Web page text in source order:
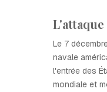
Le 7
navale
l'entrée des
mondiale et